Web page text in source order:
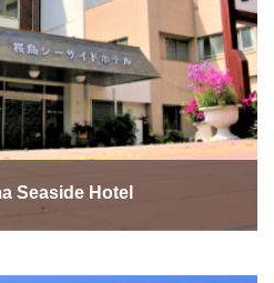
Seaside Hotel